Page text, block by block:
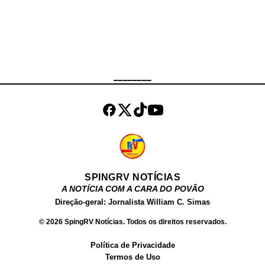
SPINGRV NOTÍCIAS
A NOTÍCIA COM A CARA DO POVÃO
Direção-geral: Jornalista William C. Simas
© 2026 SpingRV Notícias. Todos os direitos reservados.
Política de Privacidade
Termos de Uso